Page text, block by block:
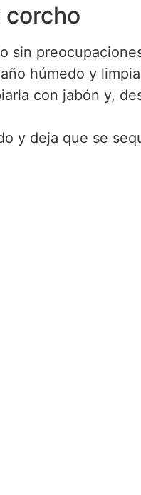
corcho
sin
húmedo y
con jabón y,
y deja que se